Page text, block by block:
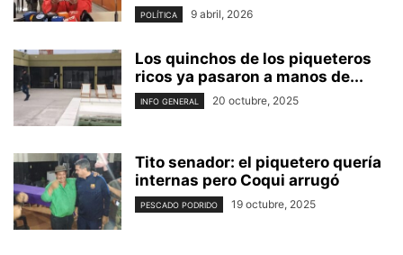
POLÍTICA 9 abril, 2026
Los quinchos de los piqueteros
ricos ya pasaron a manos de...
INFO GENERAL 20 octubre, 2025
Tito senador: el piquetero quería
internas pero Coqui arrugó
PESCADO PODRIDO 19 octubre, 2025